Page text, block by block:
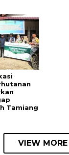
Tamiang
VIEW MORE